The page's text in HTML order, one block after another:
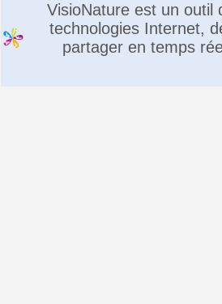
VisioNature est un outil
technologies Internet,
partager en temps